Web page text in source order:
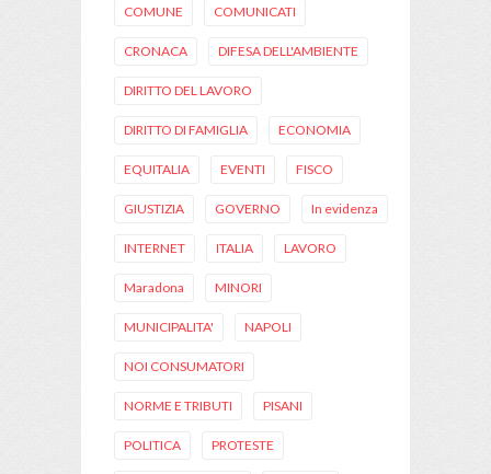
COMUNE COMUNICATI
CRONACA DIFESA DELL'AMBIENTE
DIRITTO DEL LAVORO
DIRITTO DI FAMIGLIA ECONOMIA
EQUITALIA EVENTI FISCO
GIUSTIZIA GOVERNO In evidenza
INTERNET ITALIA LAVORO
Maradona MINORI
MUNICIPALITA' NAPOLI
NOI CONSUMATORI
NORME E TRIBUTI PISANI
POLITICA PROTESTE